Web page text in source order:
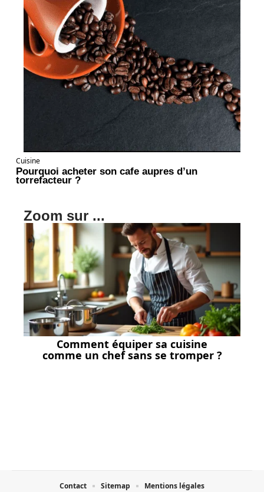
Cuisine
Pourquoi acheter son cafe aupres d’un
torrefacteur ?
Zoom sur ...
Comment équiper sa cuisine
comme un chef sans se tromper ?
Contact Sitemap Mentions légales